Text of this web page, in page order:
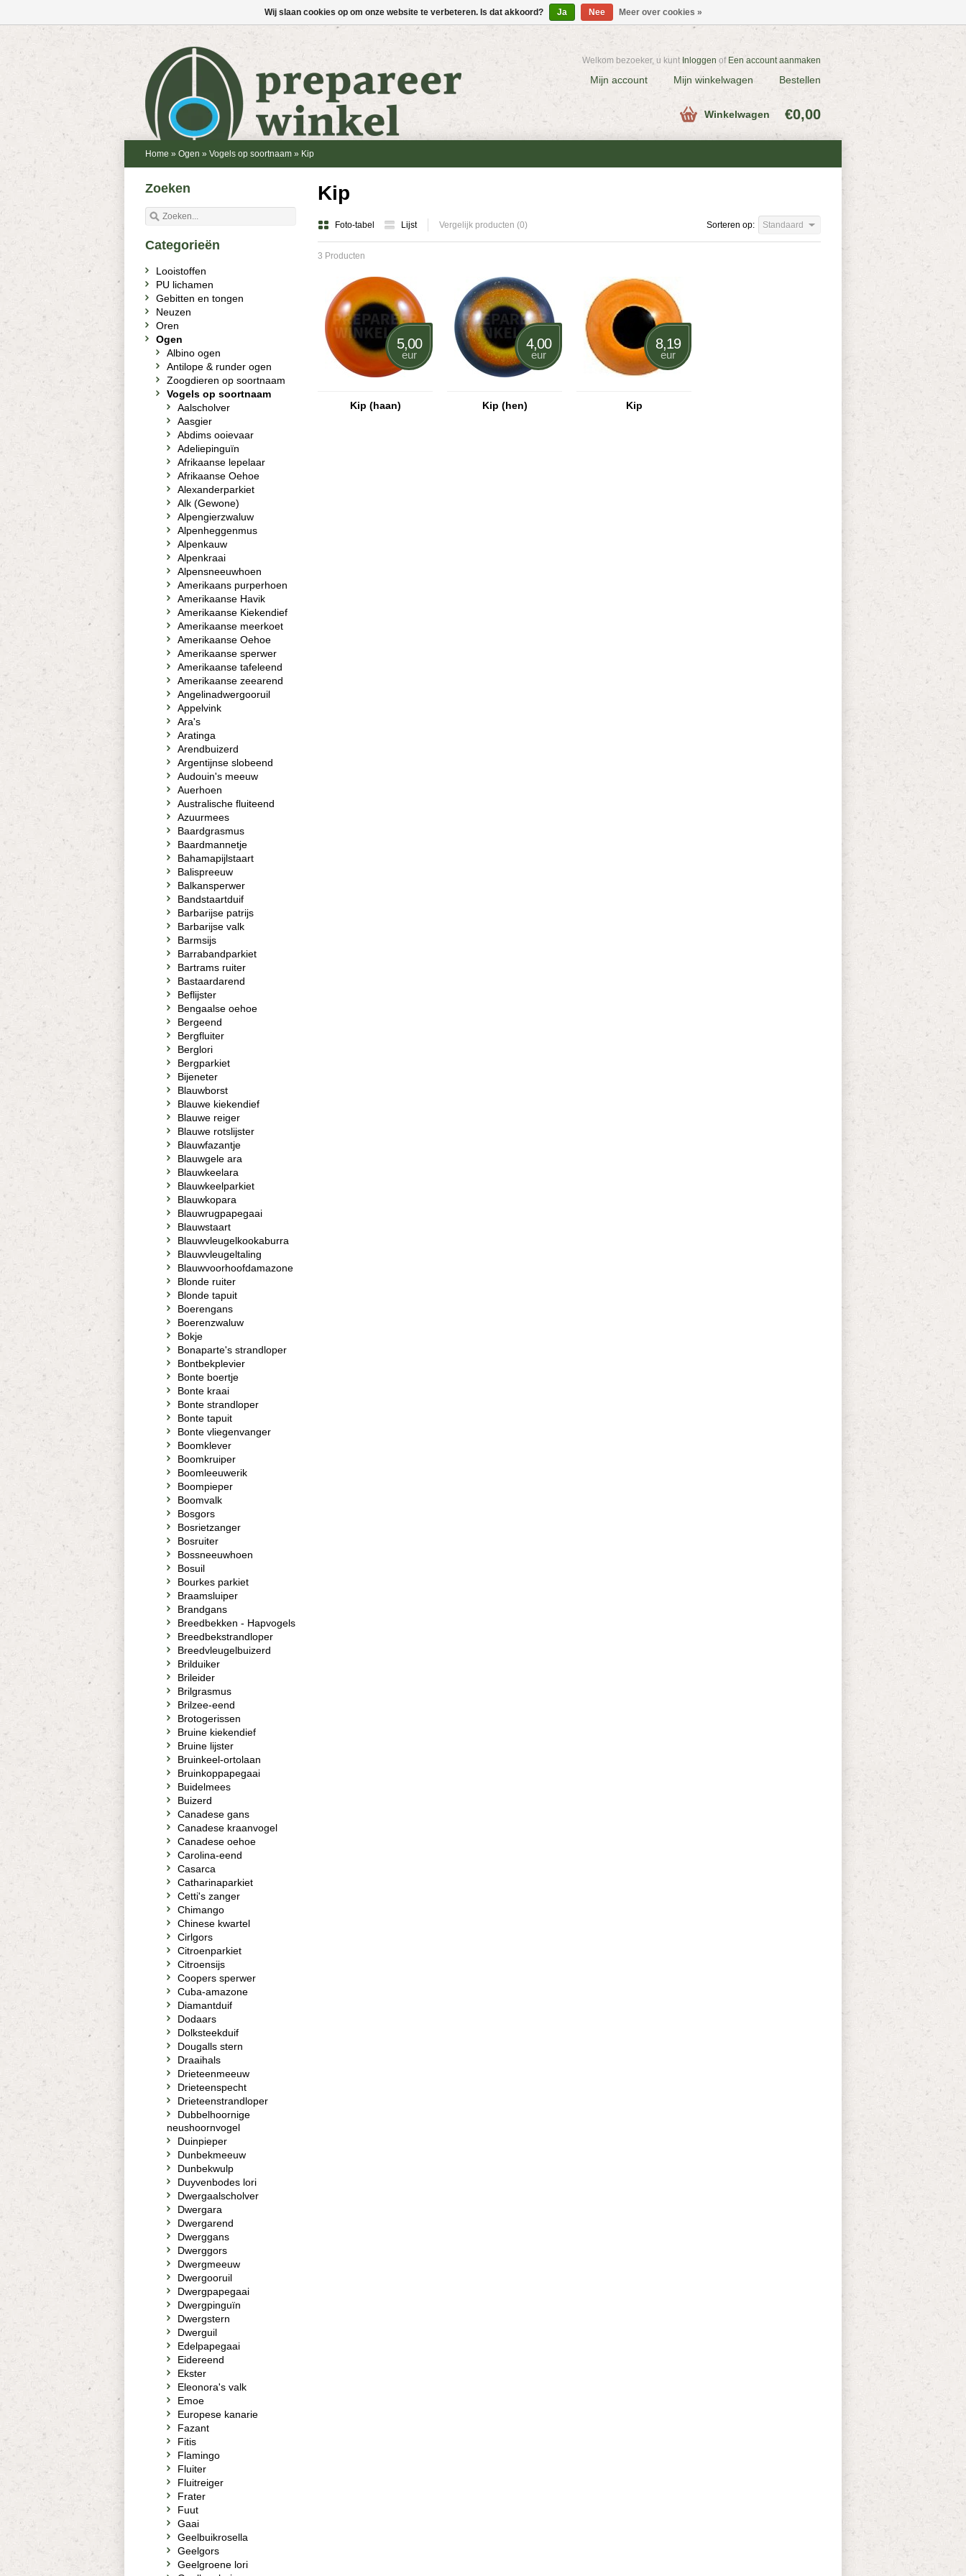
Welkom bezoeker, u kunt Inloggen of Een account aanmaken
Mijn account Mijn winkelwagen Bestellen
Winkelwagen €0,00
Home » Ogen » Vogels op soortnaam » Kip
Kip
Foto-tabel Lijst Vergelijk producten (0) Sorteren op: Standaard
3 Producten
5,00
eur
Kip (haan)
4,00
eur
Kip (hen)
8,19
eur
Kip
Zoeken
Categorieën
Looistoffen
PU lichamen
Gebitten en tongen
Neuzen
Oren
Ogen
Albino ogen
Antilope & runder ogen
Zoogdieren op soortnaam
Vogels op soortnaam
Aalscholver
Aasgier
Abdims ooievaar
Adeliepinguïn
Afrikaanse lepelaar
Afrikaanse Oehoe
Alexanderparkiet
Alk (Gewone)
Alpengierzwaluw
Alpenheggenmus
Alpenkauw
Alpenkraai
Alpensneeuwhoen
Amerikaans purperhoen
Amerikaanse Havik
Amerikaanse Kiekendief
Amerikaanse meerkoet
Amerikaanse Oehoe
Amerikaanse sperwer
Amerikaanse tafeleend
Amerikaanse zeearend
Angelinadwergooruil
Appelvink
Ara's
Aratinga
Arendbuizerd
Argentijnse slobeend
Audouin's meeuw
Auerhoen
Australische fluiteend
Azuurmees
Baardgrasmus
Baardmannetje
Bahamapijlstaart
Balispreeuw
Balkansperwer
Bandstaartduif
Barbarijse patrijs
Barbarijse valk
Barmsijs
Barrabandparkiet
Bartrams ruiter
Bastaardarend
Beflijster
Bengaalse oehoe
Bergeend
Bergfluiter
Berglori
Bergparkiet
Bijeneter
Blauwborst
Blauwe kiekendief
Blauwe reiger
Blauwe rotslijster
Blauwfazantje
Blauwgele ara
Blauwkeelara
Blauwkeelparkiet
Blauwkopara
Blauwrugpapegaai
Blauwstaart
Blauwvleugelkookaburra
Blauwvleugeltaling
Blauwvoorhoofdamazone
Blonde ruiter
Blonde tapuit
Boerengans
Boerenzwaluw
Bokje
Bonaparte's strandloper
Bontbekplevier
Bonte boertje
Bonte kraai
Bonte strandloper
Bonte tapuit
Bonte vliegenvanger
Boomklever
Boomkruiper
Boomleeuwerik
Boompieper
Boomvalk
Bosgors
Bosrietzanger
Bosruiter
Bossneeuwhoen
Bosuil
Bourkes parkiet
Braamsluiper
Brandgans
Breedbekken - Hapvogels
Breedbekstrandloper
Breedvleugelbuizerd
Brilduiker
Brileider
Brilgrasmus
Brilzee-eend
Brotogerissen
Bruine kiekendief
Bruine lijster
Bruinkeel-ortolaan
Bruinkoppapegaai
Buidelmees
Buizerd
Canadese gans
Canadese kraanvogel
Canadese oehoe
Carolina-eend
Casarca
Catharinaparkiet
Cetti's zanger
Chimango
Chinese kwartel
Cirlgors
Citroenparkiet
Citroensijs
Coopers sperwer
Cuba-amazone
Diamantduif
Dodaars
Dolksteekduif
Dougalls stern
Draaihals
Drieteenmeeuw
Drieteenspecht
Drieteenstrandloper
Dubbelhoornige
neushoornvogel
Duinpieper
Dunbekmeeuw
Dunbekwulp
Duyvenbodes lori
Dwergaalscholver
Dwergara
Dwergarend
Dwerggans
Dwerggors
Dwergmeeuw
Dwergooruil
Dwergpapegaai
Dwergpinguïn
Dwergstern
Dwerguil
Edelpapegaai
Eidereend
Ekster
Eleonora's valk
Emoe
Europese kanarie
Fazant
Fitis
Flamingo
Fluiter
Fluitreiger
Frater
Fuut
Gaai
Geelbuikrosella
Geelgors
Geelgroene lori
Wij slaan cookies op om onze website te verbeteren. Is dat akkoord? Ja Nee Meer over cookies »